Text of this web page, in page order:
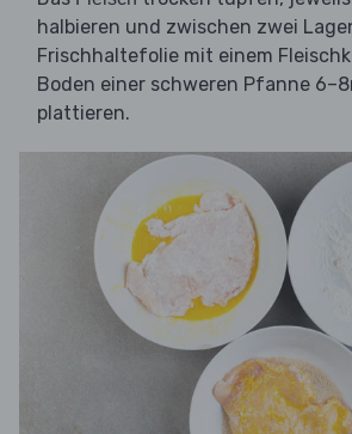
halbieren und zwischen zwei
Frischhaltefolie mit einem
Boden einer schweren Pfanne
plattieren.